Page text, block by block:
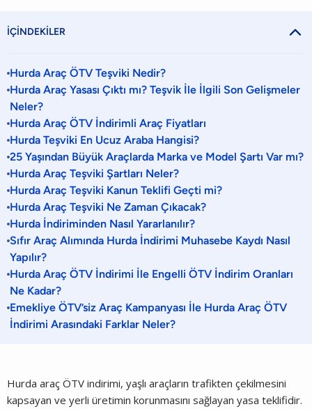
İÇİNDEKİLER 
Hurda Araç ÖTV Teşviki Nedir?
Hurda Araç Yasası Çıktı mı? Teşvik İle İlgili Son Gelişmeler
Neler?
Hurda Araç ÖTV İndirimli Araç Fiyatları
Hurda Teşviki En Ucuz Araba Hangisi?
25 Yaşından Büyük Araçlarda Marka ve Model Şartı Var mı?
Hurda Araç Teşviki Şartları Neler?
Hurda Araç Teşviki Kanun Teklifi Geçti mi?
Hurda Araç Teşviki Ne Zaman Çıkacak?
Hurda İndiriminden Nasıl Yararlanılır?
Sıfır Araç Alımında Hurda İndirimi Muhasebe Kaydı Nasıl
Yapılır?
Hurda Araç ÖTV İndirimi İle Engelli ÖTV İndirim Oranları
Ne Kadar?
Emekliye ÖTV’siz Araç Kampanyası İle Hurda Araç ÖTV
İndirimi Arasındaki Farklar Neler?
Hurda araç ÖTV indirimi, yaşlı araçların trafikten çekilmesini
kapsayan ve yerli üretimin korunmasını sağlayan yasa teklifidir.